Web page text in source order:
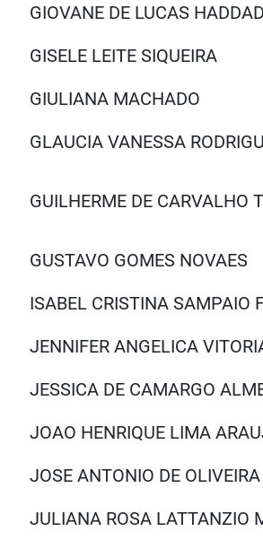
GIOVANE DE LUCAS
GISELE LEITE
GIULIANA
GLAUCIA VANESSA
GUILHERME DE
GUSTAVO GOMES
ISABEL CRISTINA
JENNIFER ANGELICA
JESSICA DE CAMARGO
JOAO HENRIQUE LIMA
JOSE ANTONIO DE
JULIANA ROSA